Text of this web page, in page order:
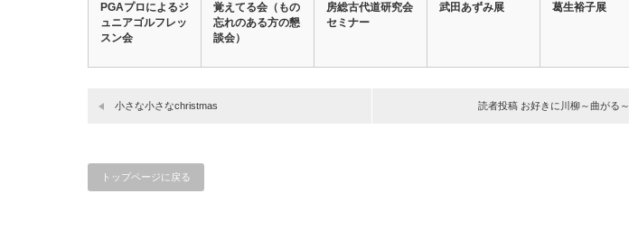
PGAプロによるジ
ュニアゴルフレッ
スン会
覚えてる会（もの
忘れのある方の懇
談会）
房総古代道研究会
セミナー
武田あずみ展 葛生裕子展
小さな小さなchristmas 読者投稿 お好きに川柳～曲がる～
トップページに戻る